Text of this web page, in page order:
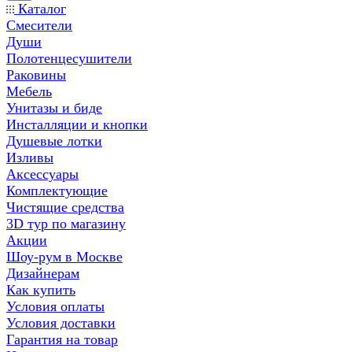
Каталог
Смесители
Души
Полотенцесушители
Раковины
Мебель
Унитазы и биде
Инсталляции и кнопки
Душевые лотки
Изливы
Аксессуары
Комплектующие
Чистящие средства
3D тур по магазину
Акции
Шоу-рум в Москве
Дизайнерам
Как купить
Условия оплаты
Условия доставки
Гарантия на товар